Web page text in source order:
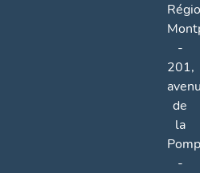
-
201,
de
la
-